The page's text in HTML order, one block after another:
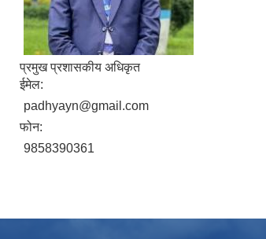
प्रमुख प्रशासकीय अधिकृत
ईमेल:
padhyayn@gmail.com
फोन:
9858390361